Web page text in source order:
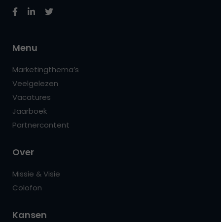
Menu
Marketingthema’s
Veelgelezen
Vacatures
Jaarboek
Partnercontent
Over
Missie & Visie
Colofon
Kansen